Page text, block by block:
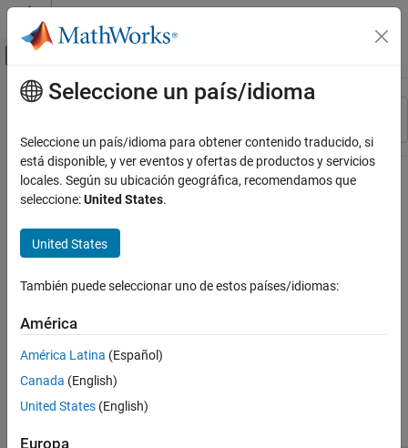
Saltar al contenido
Mostrar/ocultar menú de navegación
Recurso
Contenido principal
Seleccione un país/idioma
Seleccione un país/idioma para obtener contenido traducido, si
está disponible, y ver eventos y ofertas de productos y servicios
locales. Según su ubicación geográfica, recomendamos que
seleccione:United States.
United States
También puede seleccionar uno de estos países/idiomas:
América
América Latina (Español)
Canada (English)
United States (English)
Europa